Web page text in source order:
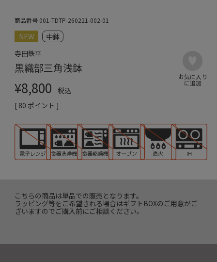
商品番号 001-TDTP-260221-002-01
NEW
中鉢
寺田鉄平
黒織部三角浅鉢
¥8,800
税込
[ 80 ポイント ]
こちらの商品は単品での販売となります。
ラッピング等をご希望される場合はギフトBOXのご用意がご
ざいますのでご購入前にご相談ください。